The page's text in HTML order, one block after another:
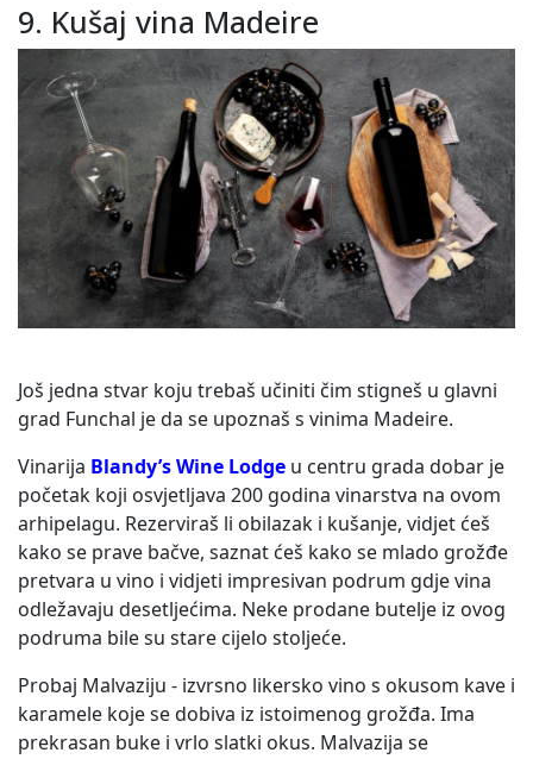
9. Kušaj vina Madeire
Još jedna stvar koju trebaš učiniti čim stigneš u glavni
grad Funchal je da se upoznaš s vinima Madeire.
Vinarija Blandy’s Wine Lodge u centru grada dobar je
početak koji osvjetljava 200 godina vinarstva na ovom
arhipelagu. Rezerviraš li obilazak i kušanje, vidjet ćeš
kako se prave bačve, saznat ćeš kako se mlado grožđe
pretvara u vino i vidjeti impresivan podrum gdje vina
odležavaju desetljećima. Neke prodane butelje iz ovog
podruma bile su stare cijelo stoljeće.
Probaj Malvaziju - izvrsno likersko vino s okusom kave i
karamele koje se dobiva iz istoimenog grožđa. Ima
prekrasan buke i vrlo slatki okus. Malvazija se